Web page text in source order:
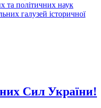
та політичних наук
галузей історичної
Сил України!